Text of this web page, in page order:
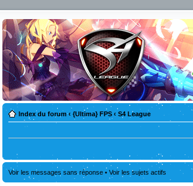
Index du forum ‹ {Ultima} FPS ‹ S4 League
Voir les messages sans réponse • Voir les sujets actifs